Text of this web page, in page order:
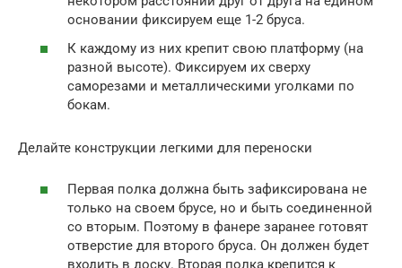
основании фиксируем еще 1-2 бруса.
К каждому из них крепит свою платформу (на
разной высоте). Фиксируем их сверху
саморезами и металлическими уголками по
бокам.
Делайте конструкции легкими для переноски
Первая полка должна быть зафиксирована не
только на своем брусе, но и быть соединенной
со вторым. Поэтому в фанере заранее готовят
отверстие для второго бруса. Он должен будет
входить в доску. Вторая полка крепится к